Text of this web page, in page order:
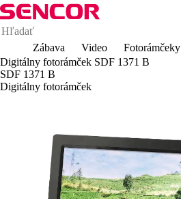
Zábava Video
Fotorámčeky
Digitálny fotorámček SDF 1371 B
SDF 1371 B
Digitálny fotorámček